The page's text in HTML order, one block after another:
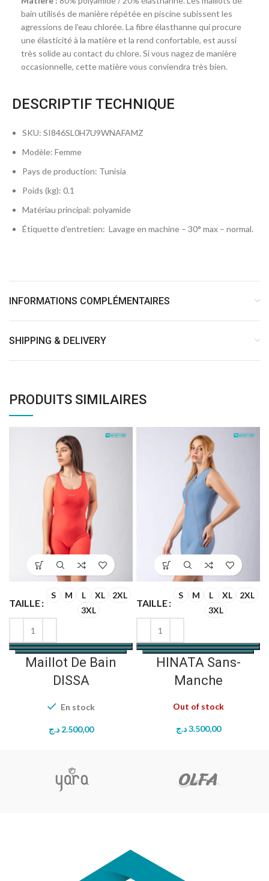
bain utilisés de manière répétée en piscine subissent les
agressions de l’eau chlorée. La fibre élasthanne qui procure
une élasticité à la matière et la rend confortable, est aussi
très solide au contact du chlore. Si vous nagez de manière
occasionnelle, cette matière vous conviendra très bien.
DESCRIPTIF TECHNIQUE
SKU: SI846SL0H7U9WNAFAMZ
Modèle: Femme
Pays de production: Tunisia
Poids (kg): 0.1
Matériau principal: polyamide
Étiquette d’entretien: Lavage en machine – 30° max – normal.
INFORMATIONS COMPLÉMENTAIRES
SHIPPING & DELIVERY
PRODUITS SIMILAIRES
TAILLE
S M L XL
2XL
3XL
Maillot De Bain
DISSA
En stock
2.500,00 د.ج
TAILLE
S M L XL
2XL
3XL
HINATA Sans-
Manche
Out of stock
3.500,00 د.ج